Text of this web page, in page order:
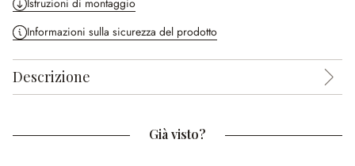
Istruzioni di montaggio
Informazioni sulla sicurezza del prodotto
Descrizione
Già visto?